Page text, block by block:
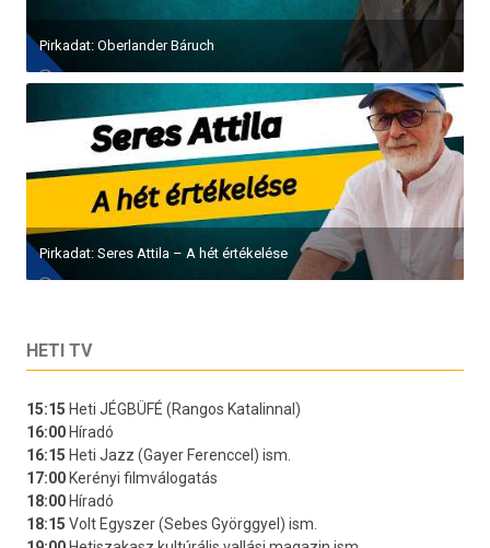
Pirkadat: Oberlander Báruch
Pirkadat: Seres Attila – A hét értékelése
HETI TV